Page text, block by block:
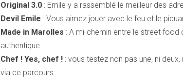
Original 3.0 : Emile y a rassemblé le meilleur des
Devil Emile : Vous aimez jouer avec le feu et le
Made in Marolles : A mi-chemin entre le street food
authentique.
Chef ! Yes, chef ! : vous testez non pas une, ni
via ce parcours.